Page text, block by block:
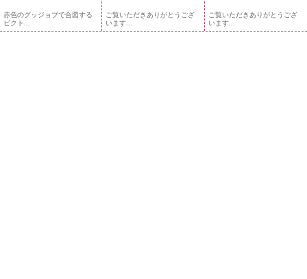
赤色のグッジョブで合図する
ピクト...
ご覧いただきありがとうござ
います...
ご覧いただきありがとうござ
います...